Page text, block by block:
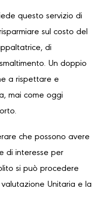
questo servizio di
sul costo del
di
Un doppio
a rispettare e
mai come oggi
che possono avere
di interesse per
si può procedere
Unitaria e la